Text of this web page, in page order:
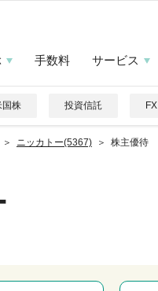
手数料 サービス
国株 投資信託 FX
ニッカトー(5367) 株主優待